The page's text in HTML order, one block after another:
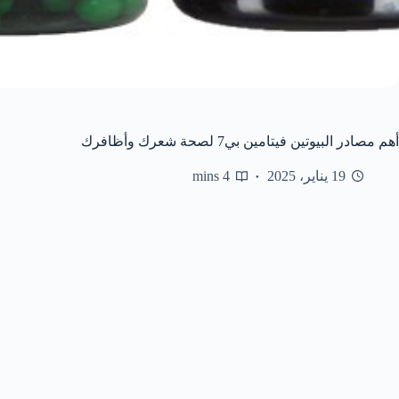
أهم مصادر البيوتين فيتامين بي7 لصحة شعرك وأظافرك
19 يناير، 2025 4 mins